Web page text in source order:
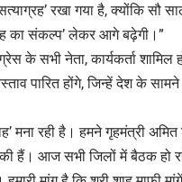
रखा गया है, क्योंकि सौ
का संकल्प’ लेकर आगे बढ़ेगी।”
के सभी नेता, कार्यकर्ता शामिल
पारित होंगे, जिन्हें देश के सामने
रही है। हमने गृहमंत्री अमित
आज सभी जिलों में बैठक हो रही